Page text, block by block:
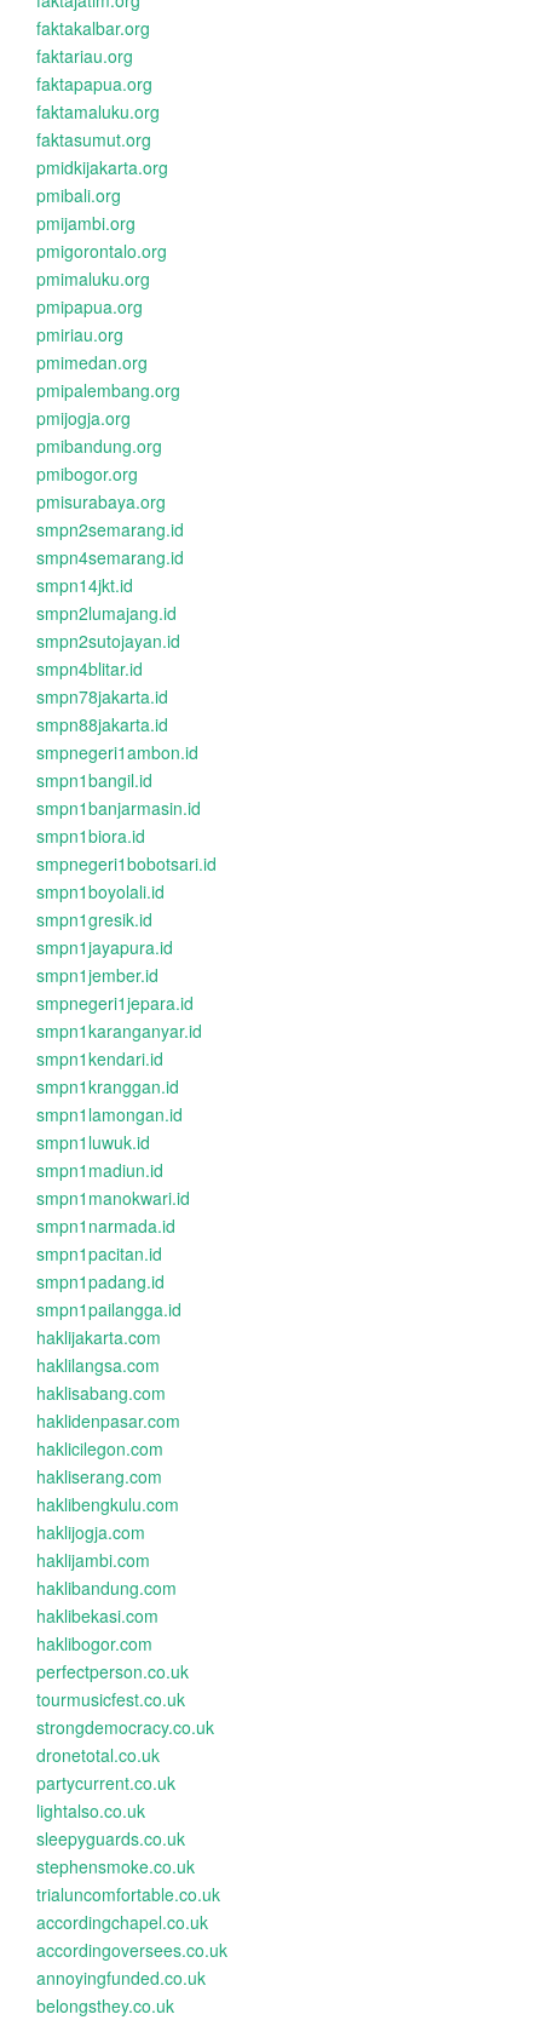
faktakalbar.org
faktariau.org
faktapapua.org
faktamaluku.org
faktasumut.org
pmidkijakarta.org
pmibali.org
pmijambi.org
pmigorontalo.org
pmimaluku.org
pmipapua.org
pmiriau.org
pmimedan.org
pmipalembang.org
pmijogja.org
pmibandung.org
pmibogor.org
pmisurabaya.org
smpn2semarang.id
smpn4semarang.id
smpn14jkt.id
smpn2lumajang.id
smpn2sutojayan.id
smpn4blitar.id
smpn78jakarta.id
smpn88jakarta.id
smpnegeri1ambon.id
smpn1bangil.id
smpn1banjarmasin.id
smpn1biora.id
smpnegeri1bobotsari.id
smpn1boyolali.id
smpn1gresik.id
smpn1jayapura.id
smpn1jember.id
smpnegeri1jepara.id
smpn1karanganyar.id
smpn1kendari.id
smpn1kranggan.id
smpn1lamongan.id
smpn1luwuk.id
smpn1madiun.id
smpn1manokwari.id
smpn1narmada.id
smpn1pacitan.id
smpn1padang.id
smpn1pailangga.id
haklijakarta.com
haklilangsa.com
haklisabang.com
haklidenpasar.com
haklicilegon.com
hakliserang.com
haklibengkulu.com
haklijogja.com
haklijambi.com
haklibandung.com
haklibekasi.com
haklibogor.com
perfectperson.co.uk
tourmusicfest.co.uk
strongdemocracy.co.uk
dronetotal.co.uk
partycurrent.co.uk
lightalso.co.uk
sleepyguards.co.uk
stephensmoke.co.uk
trialuncomfortable.co.uk
accordingchapel.co.uk
accordingoversees.co.uk
annoyingfunded.co.uk
belongsthey.co.uk